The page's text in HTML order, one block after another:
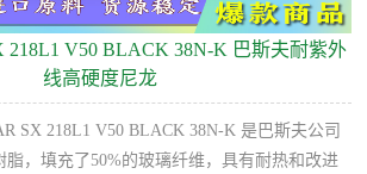
218L1 V50 BLACK 38N-K 巴斯夫耐紫外
线高硬度尼龙
SX 218L1 V50 BLACK 38N-K 是巴斯夫公司
脂，填充了50%的玻璃纤维，具有耐热和改进